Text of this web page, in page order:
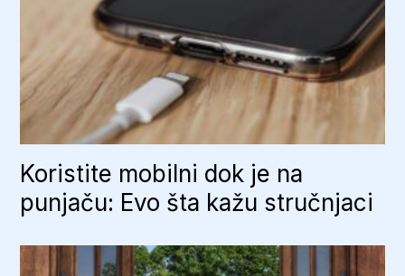
Koristite mobilni dok je na
punjaču: Evo šta kažu stručnjaci